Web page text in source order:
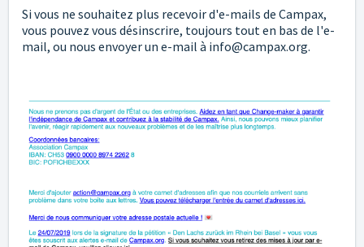
Si vous ne souhaitez plus recevoir d'e-mails de Campax,
vous pouvez vous désinscrire, toujours tout en bas de l'e-
mail, ou nous envoyer un e-mail à info@campax.org.